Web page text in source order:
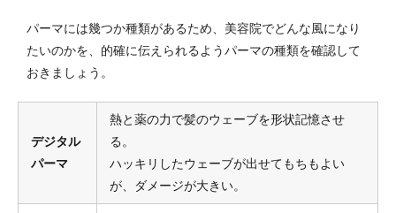
パーマには幾つか種類があるため、美容院でどんな風になり
たいのかを、的確に伝えられるようパーマの種類を確認して
おきましょう。
デジタル
パーマ
熱と薬の力で髪のウェーブを形状記憶させ
る。
ハッキリしたウェーブが出せてもちもよい
が、ダメージが大きい。